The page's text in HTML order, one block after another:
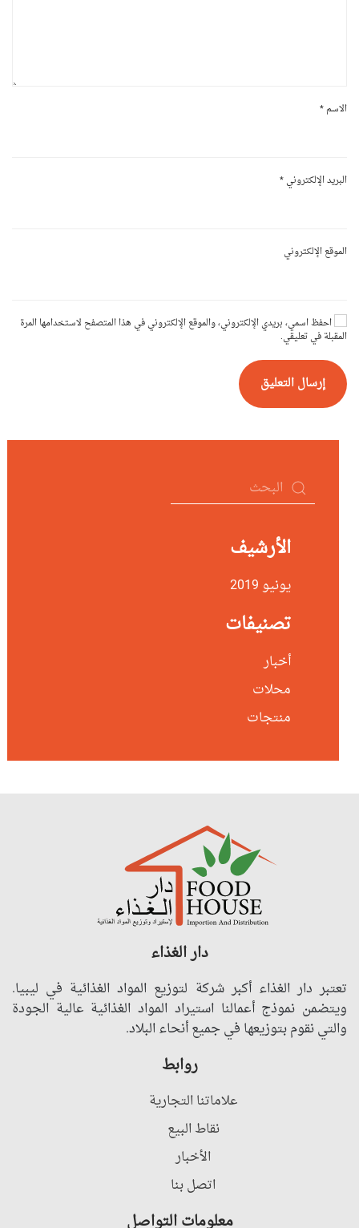
الاسم*
البريد الإلكتروني*
الموقع الإلكتروني
احفظ اسمي، بريدي الإلكتروني، والموقع الإلكتروني في هذا المتصفح لاستخدامها المرة
المقبلة في تعليقي.
إرسال التعليق
الأرشيف
يونيو 2019
تصنيفات
أخبار
محلات
منتجات
دار الغذاء
تعتبر دار الغذاء أكبر شركة لتوزيع المواد الغذائية في ليبيا.
ويتضمن نموذج أعمالنا استيراد المواد الغذائية عالية الجودة
والتي نقوم بتوزيعها في جميع أنحاء البلاد.
روابط
علاماتنا التجارية
نقاط البيع
الأخبار
اتصل بنا
معلومات التواصل